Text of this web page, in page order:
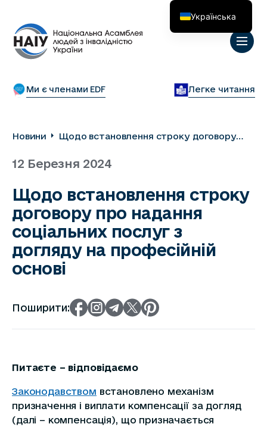
Ми є членами EDF Легке читання
Новини
Щодо встановлення строку договору
на професійній основі
12 Березня 2024
Щодо встановлення строку
договору про надання
соціальних послуг з
догляду на професійній
основі
Поширити:
Питаєте – відповідаємо
Законодавством встановлено механізм
призначення і виплати компенсації за догляд
(далі – компенсація), що призначається
Українська
English